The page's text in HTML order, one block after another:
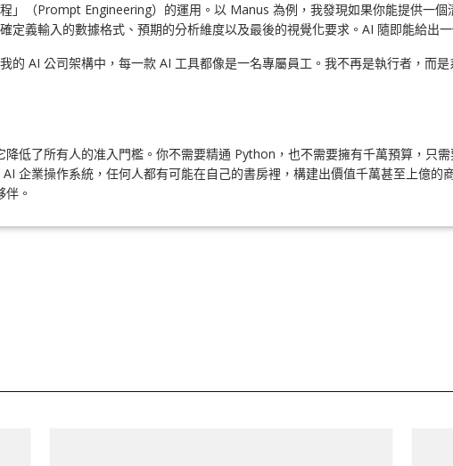
」（Prompt Engineering）的運用。以 Manus 為例，我發現如果你能提供一
定義輸入的數據格式、預期的分析維度以及最後的視覺化要求。AI 隨即能給出
的 AI 公司架構中，每一款 AI 工具都像是一名專屬員工。我不再是執行者，而
低了所有人的准入門檻。你不需要精通 Python，也不需要擁有千萬預算，只
企業操作系統，任何人都有可能在自己的書房裡，構建出價值千萬甚至上億的
。